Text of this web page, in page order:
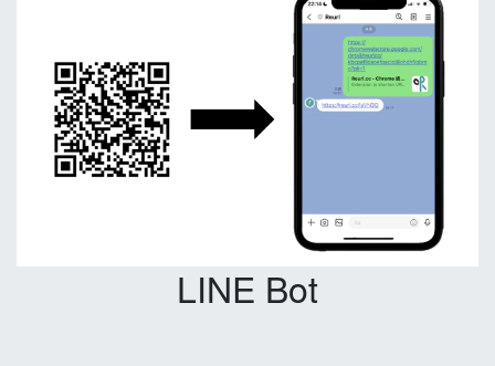
LINE Bot